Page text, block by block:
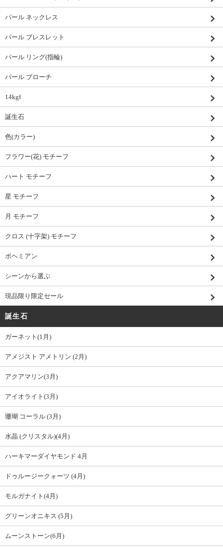
パール ネックレス
パール ブレスレット
パール リング(指輪)
パール ブローチ
14kgf
誕生石
色(カラー)
フラワー(花) モチーフ
ハート モチーフ
星 モチーフ
月 モチーフ
クロス (十字架) モチーフ
ボヘミアン
シーンから選ぶ
現品限り限定セール
誕生石
ガーネット(1月)
アメジスト アメトリン (2月)
アクアマリン(3月)
アイオライト(3月)
珊瑚 コーラル (3月)
水晶 (クリスタル)(4月)
ハーキマーダイヤモンド 4月
ドゥルージークォーツ (4月)
モルガナイト(4月)
グリーンオニキス (5月)
ムーンストーン(6月)